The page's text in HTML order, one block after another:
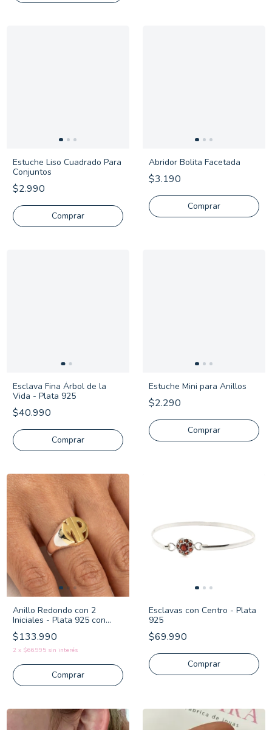
Estuche Liso Cuadrado Para
Conjuntos
$2.990
Comprar
Abridor Bolita Facetada
$3.190
Comprar
Esclava Fina Árbol de la
Vida - Plata 925
$40.990
Estuche Mini para Anillos
$2.290
Comprar
Anillo Redondo con 2
Iniciales - Plata 925 con
Frente de Oro
$133.990
2 x $66.995 sin interés
Comprar
Esclavas con Centro - Plata
925
$69.990
Comprar